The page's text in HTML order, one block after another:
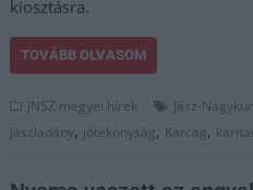
kiosztásra.
TOVÁBB OLVASOM
JNSZ megyei hírek Jász-
Jászladány, jótékonyság, Karcag,